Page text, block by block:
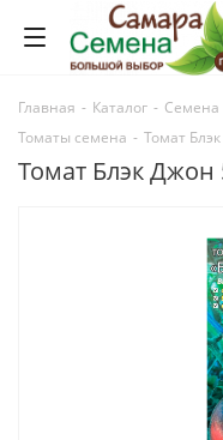
Главная - Каталог - Семена
Томаты семена - Томат
Томат Блэк